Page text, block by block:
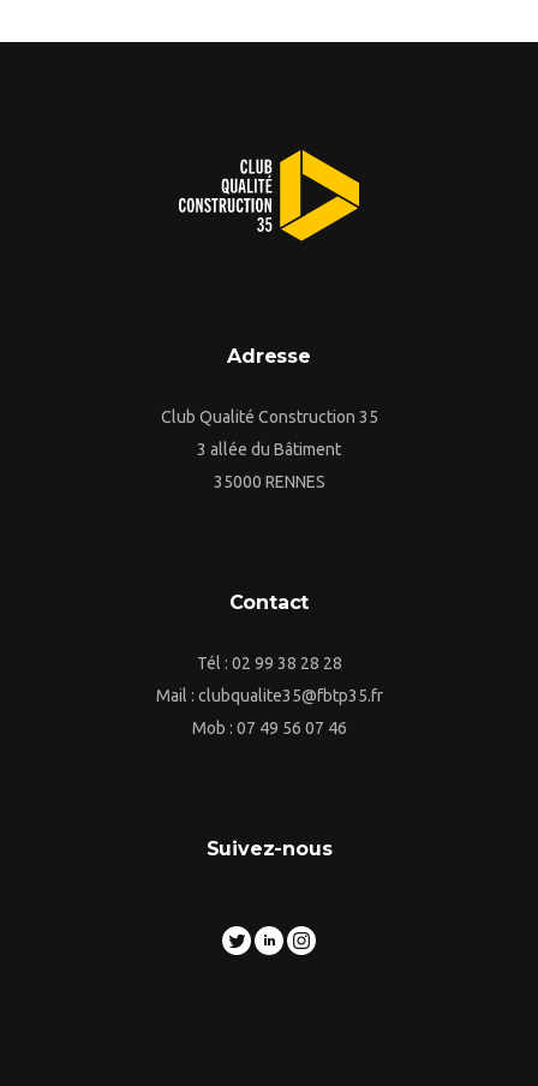
Adresse
Club Qualité Construction 35
3 allée du Bâtiment
35000 RENNES
Contact
Tél : 02 99 38 28 28
Mail : clubqualite35@fbtp35.fr
Mob : 07 49 56 07 46
Suivez-nous